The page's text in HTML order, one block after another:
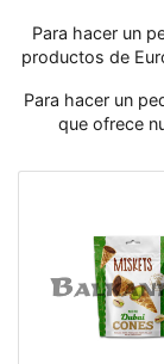
Para hacer un
productos de
Para hacer un
que ofrece